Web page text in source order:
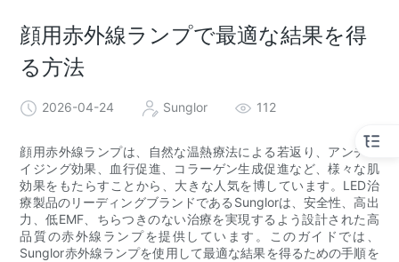
顔用赤外線ランプで最適な結果を得
る方法
2026-04-24 Sunglor 112
顔用赤外線ランプは、自然な温熱療法による若返り、アンチエ
イジング効果、血行促進、コラーゲン生成促進など、様々な肌
効果をもたらすことから、大きな人気を博しています。LED治
療製品のリーディングブランドであるSunglorは、安全性、高出
力、低EMF、ちらつきのない治療を実現するよう設計された高
品質の赤外線ランプを提供しています。このガイドでは、
Sunglor赤外線ランプを使用して最適な結果を得るための手順を